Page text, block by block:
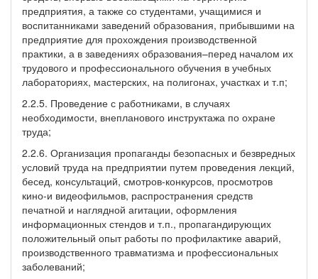
предприятия, а также со студентами, учащимися и
воспитанниками заведений образования, прибывшими на
предприятие для прохождения производственной
практики, а в заведениях образования–перед началом их
трудового и профессионального обучения в учебных
лабораториях, мастерских, на полигонах, участках и т.п;
2.2.5. Проведение с работниками, в случаях
необходимости, внепланового инструктажа по охране
труда;
2.2.6. Организация пропаганды безопасных и безвредных
условий труда на предприятии путем проведения лекций,
бесед, консультаций, смотров-конкурсов, просмотров
кино-и видеофильмов, распространения средств
печатной и наглядной агитации, оформления
информационных стендов и т.п., пропагандирующих
положительный опыт работы по профилактике аварий,
производственного травматизма и профессиональных
заболеваний;